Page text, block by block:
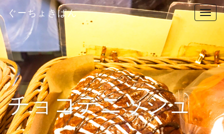
T
g
l
e
n
a
v
g
ぐーちょきぱん
チョコデニッシュ